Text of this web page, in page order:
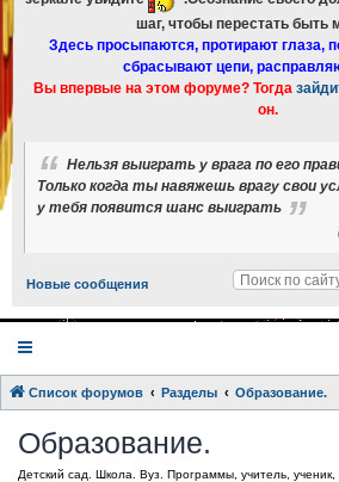
шаг, чтобы перестать быть
Здесь просыпаются, протирают глаза,
сбрасывают цепи,
Вы впервые на этом форуме? Тогда
он.
Нельзя выиграть у врага по его
Только когда ты навяжешь врагу свои
у тебя появится шанс выиграть
Новые сообщения
Список форумов Разделы Образование.
Образование.
Детский сад. Школа. Вуз. Программы, учитель, ученик,